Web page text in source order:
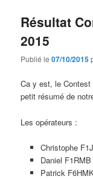
Résultat
2015
Publié le07/10/2015
Ca y est, le
petit résumé de
Les opérateurs :
Christophe
Daniel F1RMB
Patrick